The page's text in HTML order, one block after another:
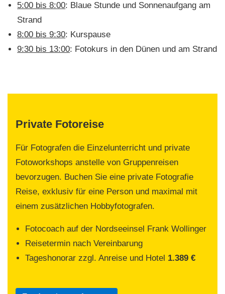
5:00 bis 8:00: Blaue Stunde und Sonnenaufgang am
Strand
8:00 bis 9:30: Kurspause
9:30 bis 13:00: Fotokurs in den Dünen und am Strand
Private Fotoreise
Für Fotografen die Einzelunterricht und private
Fotoworkshops anstelle von Gruppenreisen
bevorzugen. Buchen Sie eine private Fotografie
Reise, exklusiv für eine Person und maximal mit
einem zusätzlichen Hobbyfotografen.
Fotocoach auf der Nordseeinsel Frank Wollinger
Reisetermin nach Vereinbarung
Tageshonorar zzgl. Anreise und Hotel 1.389 €